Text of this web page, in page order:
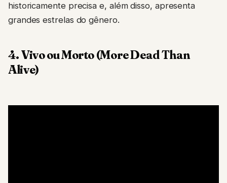
historicamente precisa e, além disso, apresenta
grandes estrelas do gênero.
4. Vivo ou Morto (More Dead Than
Alive)